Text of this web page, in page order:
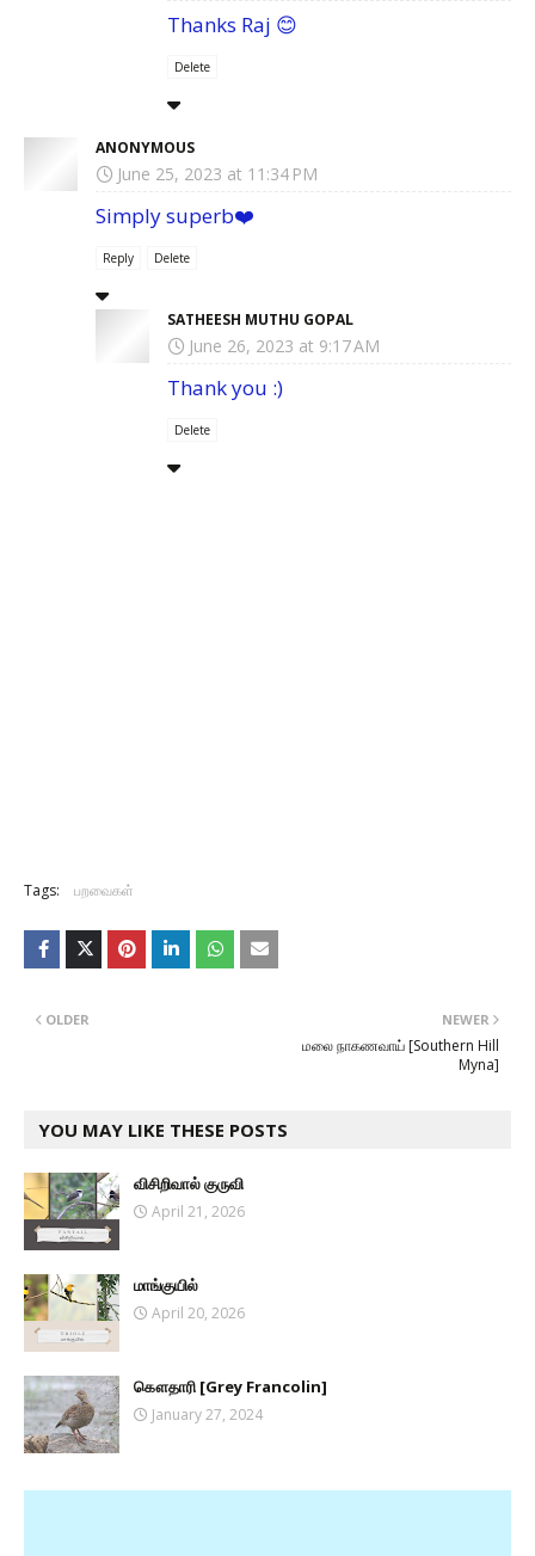
Thanks Raj 😊
Delete
ANONYMOUS
June 25, 2023 at 11:34 PM
Simply superb❤️
Reply Delete
SATHEESH MUTHU GOPAL
June 26, 2023 at 9:17 AM
Thank you :)
Delete
Tags: பறவைகள்
NEWER
மலை நாகணவாய் [Southern Hill
Myna]
OLDER
YOU MAY LIKE THESE POSTS
விசிறிவால் குருவி
April 21, 2026
மாங்குயில்
April 20, 2026
கௌதாரி [Grey Francolin]
January 27, 2024